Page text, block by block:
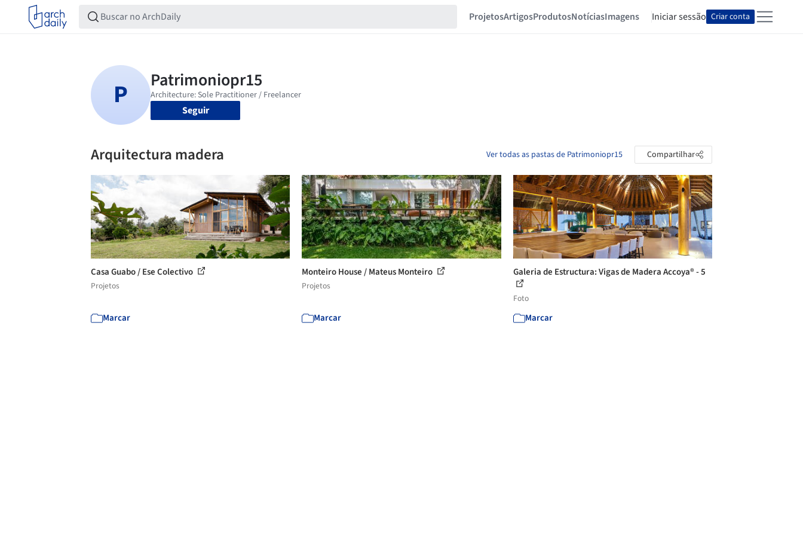
ProjetosArtigosProdutosNotíciasImagens Iniciar sessão Criar conta
Seguir
Arquitectura madera Ver todas as pastas de Patrimoniopr15 Compartilhar
Casa Guabo / Ese Colectivo
Projetos
Marcar
Monteiro House / Mateus Monteiro
Projetos
Marcar
Galeria de Estructura: Vigas de Madera Accoya® - 5
Foto
Marcar